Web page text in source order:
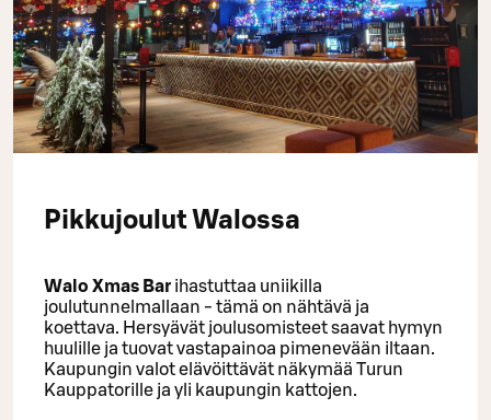
Pikkujoulut Walossa
Walo Xmas Bar ihastuttaa uniikilla
joulutunnelmallaan - tämä on nähtävä ja
koettava. Hersyävät joulusomisteet saavat hymyn
huulille ja tuovat vastapainoa pimenevään iltaan.
Kaupungin valot elävöittävät näkymää Turun
Kauppatorille ja yli kaupungin kattojen.